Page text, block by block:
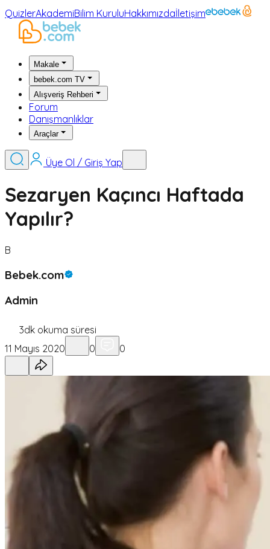
QuizlerAkademiBilim KuruluHakkımızdaİletişim
Makale
bebek.com TV
Alışveriş Rehberi
Forum
Danışmanlıklar
Araçlar
Üye Ol / Giriş Yap
Sezaryen Kaçıncı Haftada
Yapılır?
B
Bebek.com
Admin
3dk okuma süresi
11 Mayıs 2020
0 0